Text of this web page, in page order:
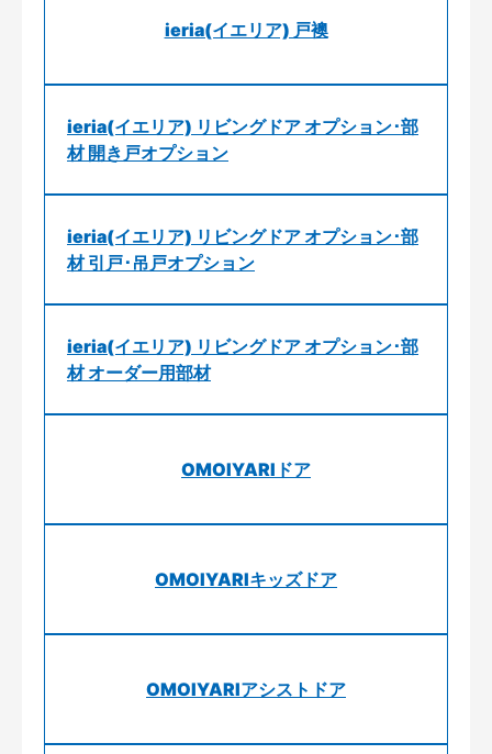
ieria(イエリア) 戸襖
ieria(イエリア) リビングドア オプション･部
材 開き戸オプション
ieria(イエリア) リビングドア オプション･部
材 引戸･吊戸オプション
ieria(イエリア) リビングドア オプション･部
材 オーダー用部材
OMOIYARIドア
OMOIYARIキッズドア
OMOIYARIアシストドア